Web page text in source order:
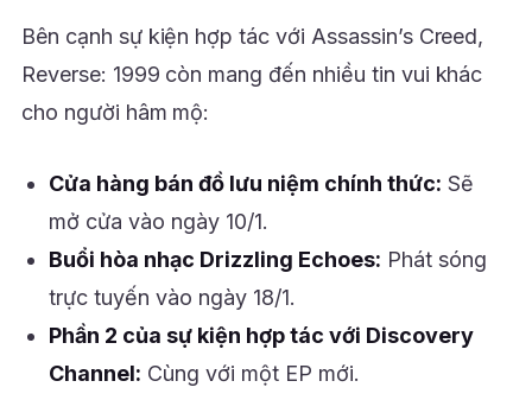
Bên cạnh sự kiện hợp tác với Assassin’s Creed,
Reverse: 1999 còn mang đến nhiều tin vui khác
cho người hâm mộ:
Cửa hàng bán đồ lưu niệm chính thức: Sẽ
mở cửa vào ngày 10/1.
Buổi hòa nhạc Drizzling Echoes: Phát sóng
trực tuyến vào ngày 18/1.
Phần 2 của sự kiện hợp tác với Discovery
Channel: Cùng với một EP mới.